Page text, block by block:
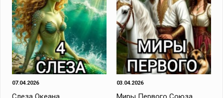
07.04.2026 03.04.2026